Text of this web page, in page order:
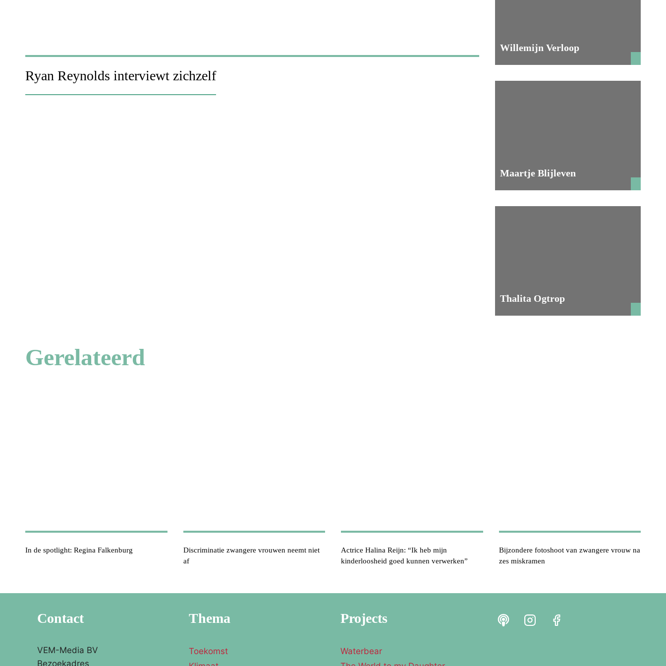
Ryan Reynolds interviewt zichzelf
Willemijn Verloop
Maartje Blijleven
Thalita Ogtrop
Gerelateerd
In de spotlight: Regina Falkenburg
Discriminatie zwangere vrouwen neemt niet
af
Actrice Halina Reijn: “Ik heb mijn
kinderloosheid goed kunnen verwerken”
Bijzondere fotoshoot van zwangere vrouw na
zes miskramen
Contact
VEM-Media BV
Bezoekadres
Thema
Toekomst
Projects
Waterbear